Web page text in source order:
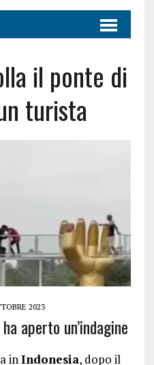
il ponte di
turista
2023
aperto un’indagine
inIndonesia, dopo il